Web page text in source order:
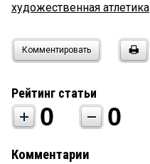
художественная атлетика
Комментировать
Рейтинг статьи
0 0
Комментарии